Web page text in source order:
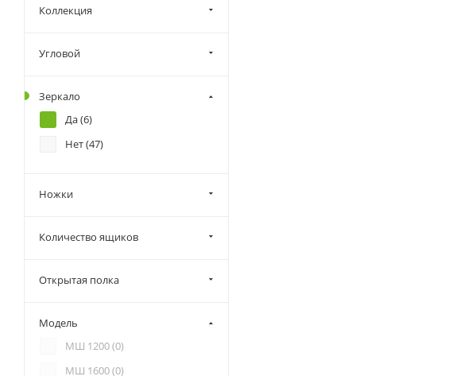
Коллекция
Угловой
Зеркало
Да (6)
Нет (47)
Ножки
Количество ящиков
Открытая полка
Модель
МШ 1200 (0)
МШ 1600 (0)